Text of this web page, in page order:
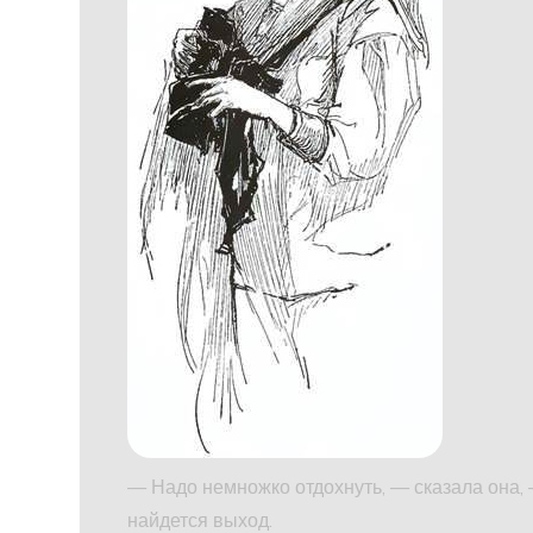
— Надо немножко отдохнуть, — сказала
найдется выход.